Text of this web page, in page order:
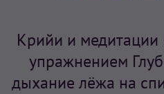
Крийи и
упражнением
дыхание лёжа на